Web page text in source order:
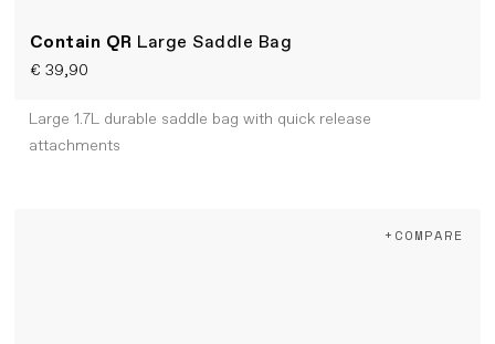
Contain QR Large Saddle Bag
€ 39,90
Large 1.7L durable saddle bag with quick release
attachments
+COMPARE